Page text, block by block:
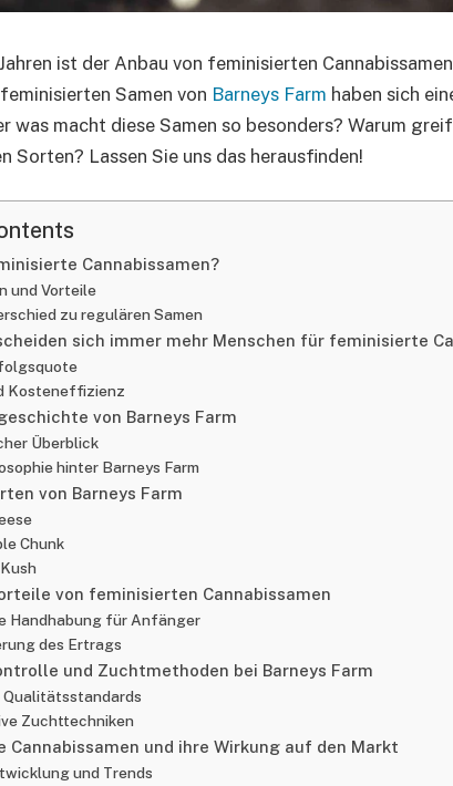
ist der Anbau von feminisierten
Samen von Barneys Farm haben sich
was macht diese Samen so besonders? Warum
Sorten? Lassen Sie uns das herausfinden!
Cannabissamen?
und Vorteile
zu regulären Samen
sich immer mehr Menschen für feminisierte
Kosteneffizienz
von Barneys Farm
Überblick
hinter Barneys Farm
von Barneys Farm
Chunk
von feminisierten Cannabissamen
Handhabung für Anfänger
des Ertrags
und Zuchtmethoden bei Barneys Farm
Zuchttechniken
Cannabissamen und ihre Wirkung auf den Markt
und Trends